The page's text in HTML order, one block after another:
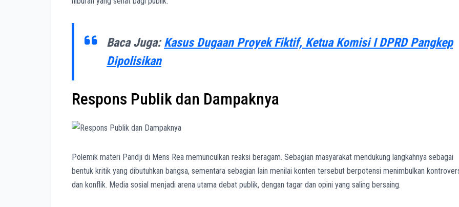
Baca Juga:Kasus Dugaan Proyek Fiktif, Ketua Komisi I DPRD Pangkep
Dipolisikan
Respons Publik dan Dampaknya
Polemik materi Pandji di Mens Rea memunculkan reaksi beragam. Sebagian masyarakat mendukung langkahnya sebagai
bentuk kritik yang dibutuhkan bangsa, sementara sebagian lain menilai konten tersebut berpotensi menimbulkan
dan konflik. Media sosial menjadi arena utama debat publik, dengan tagar dan opini yang saling bersaing.